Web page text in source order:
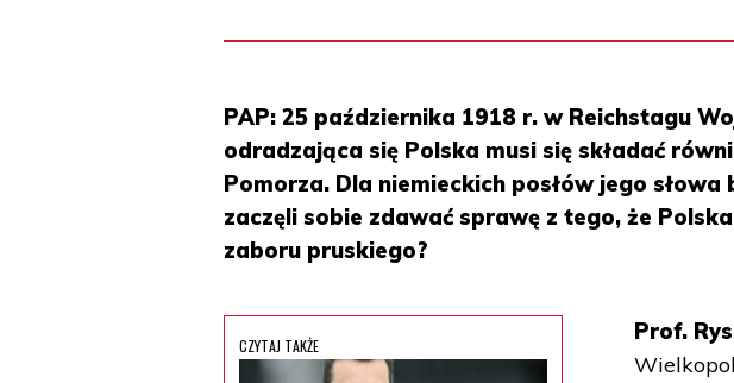
PAP: 25 października 1918 r. w Reichstagu
odradzająca się Polska musi się składać
Pomorza. Dla niemieckich posłów jego słowa
zaczęli sobie zdawać sprawę z tego, że
zaboru pruskiego?
CZYTAJ TAKŻE
Prof.